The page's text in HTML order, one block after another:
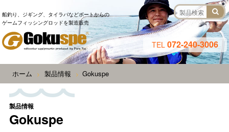
船釣り、ジギング、タイラバなどボートからの
ゲームフィッシングロッドを製造販売
TEL072-240-3006
ホーム > 製品情報 > Gokuspe
製品情報
Gokuspe